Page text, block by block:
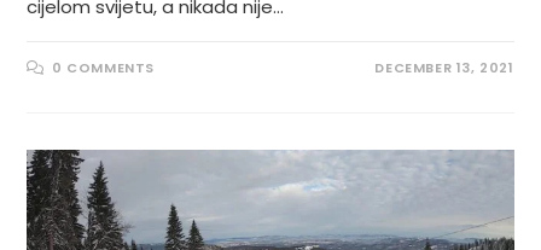
cijelom svijetu, a nikada nije…
0 COMMENTS DECEMBER 13, 2021